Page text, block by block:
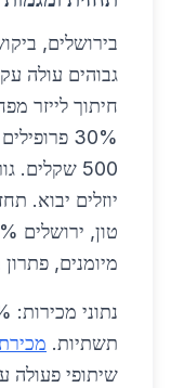
בירושלים,
גבוהים עולה
30%
500
מיומנים,
תשתיות.